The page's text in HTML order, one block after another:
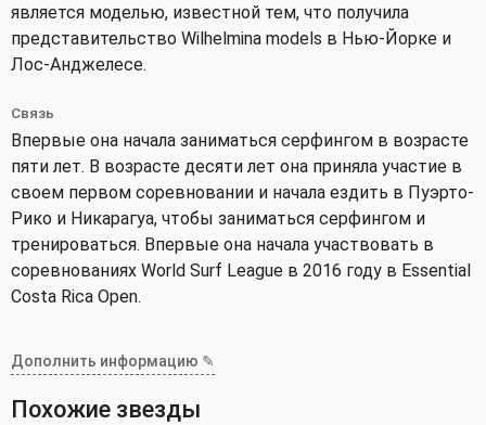
является моделью, известной тем, что получила
представительство Wilhelmina models в Нью-Йорке и
Лос-Анджелесе.
Связь
Впервые она начала заниматься серфингом в возрасте
пяти лет. В возрасте десяти лет она приняла участие в
своем первом соревновании и начала ездить в Пуэрто-
Рико и Никарагуа, чтобы заниматься серфингом и
тренироваться. Впервые она начала участвовать в
соревнованиях World Surf League в 2016 году в Essential
Costa Rica Open.
Дополнить информацию ✎
Похожие звезды